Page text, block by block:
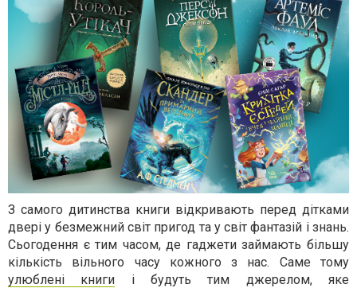
З самого дитинства книги відкривають перед дітками
двері у безмежний світ пригод та у світ фантазій і знань.
Сьогодення є тим часом, де гаджети займають більшу
кількість вільного часу кожного з нас. Саме тому
улюблені книги і будуть тим джерелом, яке